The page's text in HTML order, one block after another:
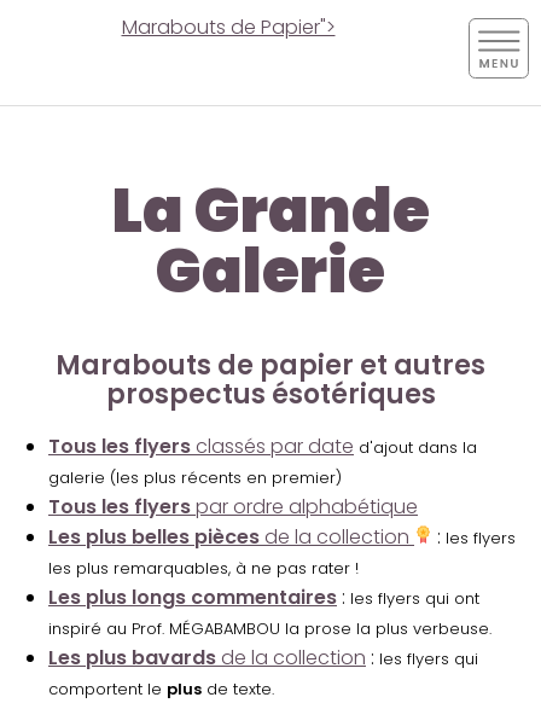
Marabouts de Papier">
La Grande
Galerie
Marabouts de papier et autres
prospectus ésotériques
Tous les flyers classés par date d'ajout dans la
galerie (les plus récents en premier)
Tous les flyerspar ordre alphabétique
Les plus belles pièces de la collection : les flyers
les plus remarquables, à ne pas rater !
Les plus longs commentaires : les flyers qui ont
inspiré au Prof. MÉGABAMBOU la prose la plus verbeuse.
Les plus bavards de la collection : les flyers qui
comportent le plus de texte.